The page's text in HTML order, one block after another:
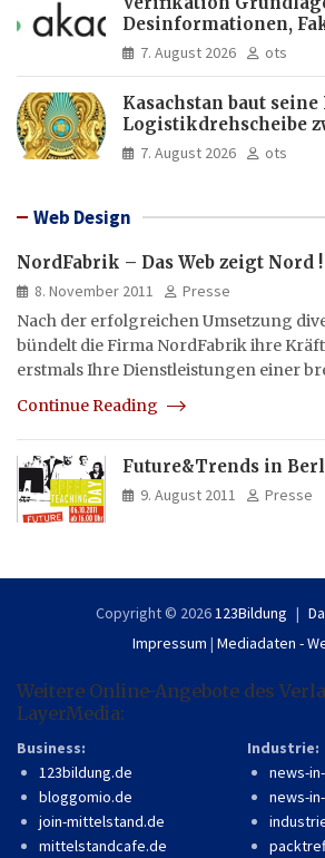
Desinformationen,
manipulierte Inhalte |
7. August 2026 ots
Kasachstan baut seine
Logistikdrehscheibe
und Asien aus
7. August 2026 ots
Web Design
NordFabrik – Das Web zeigt Nord !
8. November 2011
Presse
Nach der erfolgreichen Umsetzung
bündelt die Firma NordFabrik ihre
erstmals Ihre Dienstleistungen einer
Continue Reading
Future&Trends in
9. August 2011 Presse
Copyright © 2026 123Bildung
Impressum | Mediadaten -
Weitere Online-Angebote des
LayerMedia:
Business:
123bildung.de
bloggomio.de
join-mittelstand.de
mittelstandcafe.de
Industrie:
news-
news-